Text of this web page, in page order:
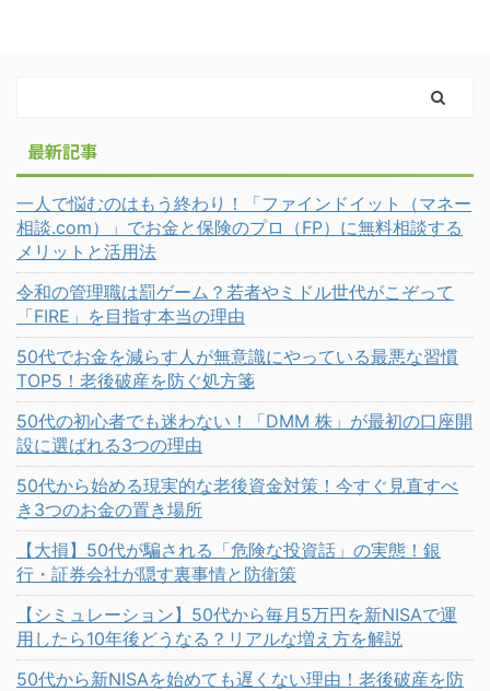
最新記事
一人で悩むのはもう終わり！「ファインドイット（マネー
相談.com）」でお金と保険のプロ（FP）に無料相談する
メリットと活用法
令和の管理職は罰ゲーム？若者やミドル世代がこぞって
「FIRE」を目指す本当の理由
50代でお金を減らす人が無意識にやっている最悪な習慣
TOP5！老後破産を防ぐ処方箋
50代の初心者でも迷わない！「DMM 株」が最初の口座開
設に選ばれる3つの理由
50代から始める現実的な老後資金対策！今すぐ見直すべ
き3つのお金の置き場所
【大損】50代が騙される「危険な投資話」の実態！銀
行・証券会社が隠す裏事情と防衛策
【シミュレーション】50代から毎月5万円を新NISAで運
用したら10年後どうなる？リアルな増え方を解説
50代から新NISAを始めても遅くない理由！老後破産を防